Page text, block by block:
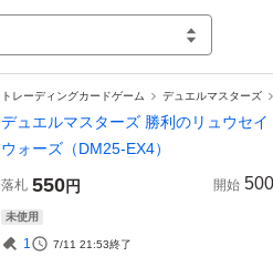
トレーディングカードゲーム デュエルマスターズ
デュエルマスターズ 勝利のリュウセ
ウォーズ（DM25-EX4）
落札 550円 開始 500
未使用
1 7/11 21:53終了